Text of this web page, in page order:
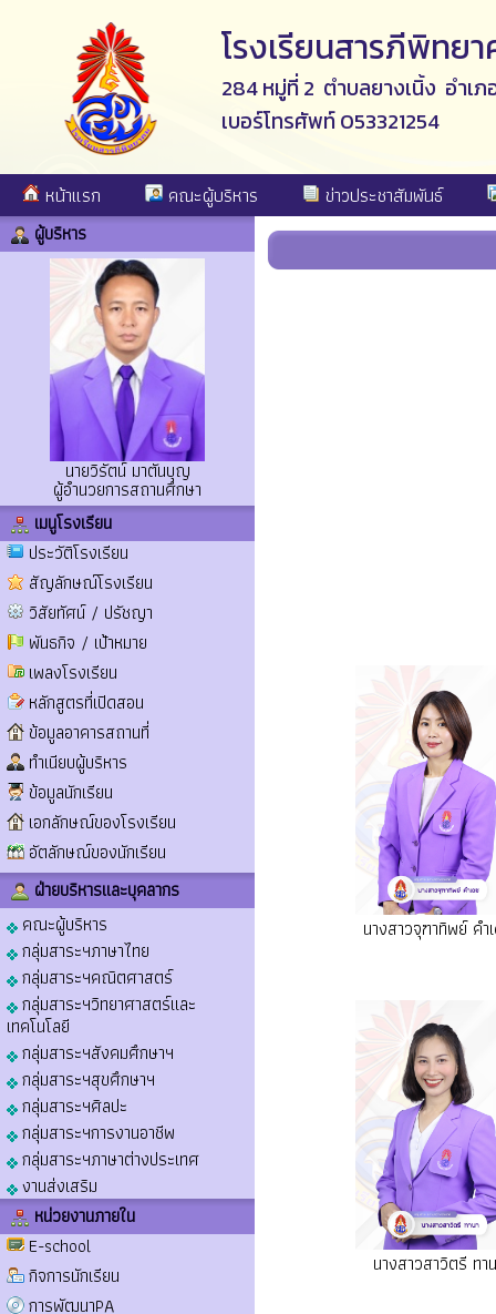
โรงเรียนสารภีพิทย
284 หมู่ที่ 2 ตำบลยางเนิ้ง อำเ
เบอร์โทรศัพท์ 053321254
หน้าแรก คณะผู้บริหาร ข่าวประชาสัมพันธ์
ผู้บริหาร
นายวิรัตน์ มาตันบุญ
ผู้อำนวยการสถานศึกษา
เมนูโรงเรียน
ประวัติโรงเรียน
สัญลักษณ์โรงเรียน
วิสัยทัศน์ / ปรัชญา
พันธกิจ / เป้าหมาย
เพลงโรงเรียน
หลักสูตรที่เปิดสอน
ข้อมูลอาคารสถานที่
ทำเนียบผู้บริหาร
ข้อมูลนักเรียน
เอกลักษณ์ของโรงเรียน
อัตลักษณ์ของนักเรียน
ฝ่ายบริหารและบุคลากร
คณะผู้บริหาร
กลุ่มสาระฯภาษาไทย
กลุ่มสาระฯคณิตศาสตร์
กลุ่มสาระฯวิทยาศาสตร์และ
เทคโนโลยี
กลุ่มสาระฯสังคมศึกษาฯ
กลุ่มสาระฯสุขศึกษาฯ
กลุ่มสาระฯศิลปะ
กลุ่มสาระฯการงานอาชีพ
กลุ่มสาระฯภาษาต่างประเทศ
งานส่งเสริม
หน่วยงานภายใน
E-school
กิจการนักเรียน
การพัฒนาPA
นางสาวจุฑาทิพย์ คำ
นางสาวสาวิตรี ทา